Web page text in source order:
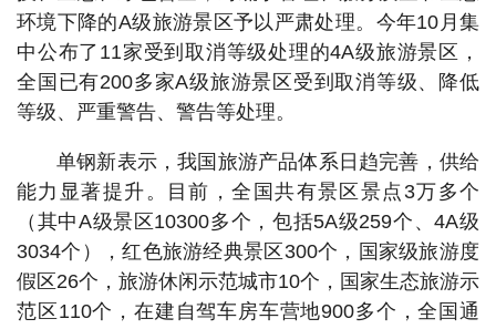
环境下降的A级旅游景区予以严肃处理。今年10月集
中公布了11家受到取消等级处理的4A级旅游景区，
全国已有200多家A级旅游景区受到取消等级、降低
等级、严重警告、警告等处理。
单钢新表示，我国旅游产品体系日趋完善，供给
能力显著提升。目前，全国共有景区景点3万多个
（其中A级景区10300多个，包括5A级259个、4A级
3034个），红色旅游经典景区300个，国家级旅游度
假区26个，旅游休闲示范城市10个，国家生态旅游示
范区110个，在建自驾车房车营地900多个，全国通